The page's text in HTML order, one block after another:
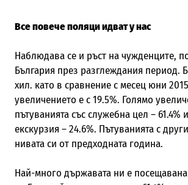
Все повече поляци идват у нас
Наблюдава се и ръст на чужденците,
България през разглеждания период.
хил. като в сравнение с месец юни
увеличението е с 19.5%. Голямо
пътуванията със служебна цел – 61.4%
екскурзия – 24.6%. Пътуванията с
нивата си от предходната година.
Най-много държавата ни е